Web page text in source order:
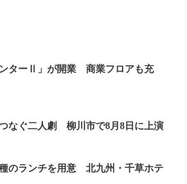
ンターⅡ」が開業 商業フロアも充
つなぐ二人劇 柳川市で8月8日に上演
種のランチを用意 北九州・千草ホテ